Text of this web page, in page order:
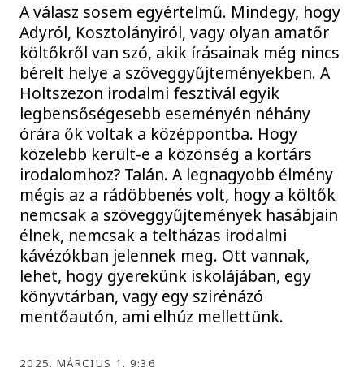
A válasz sosem egyértelmű. Mindegy, hogy
Adyról, Kosztolányiról, vagy olyan amatőr
költőkről van szó, akik írásainak még nincs
bérelt helye a szöveggyűjteményekben. A
Holtszezon irodalmi fesztivál egyik
legbensőségesebb eseményén néhány
órára ők voltak a középpontba. Hogy
közelebb került-e a közönség a kortárs
irodalomhoz? Talán. A legnagyobb élmény
mégis az a rádöbbenés volt, hogy a költők
nemcsak a szöveggyűjtemények hasábjain
élnek, nemcsak a teltházas irodalmi
kávézókban jelennek meg. Ott vannak,
lehet, hogy gyerekünk iskolájában, egy
könyvtárban, vagy egy szirénázó
mentőautón, ami elhúz mellettünk.
2025. MÁRCIUS 1. 9:36